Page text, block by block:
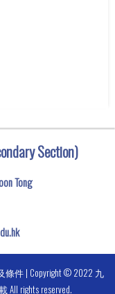
Section)
Tong
條件 | Copyright © 2022 九
rights reserved.